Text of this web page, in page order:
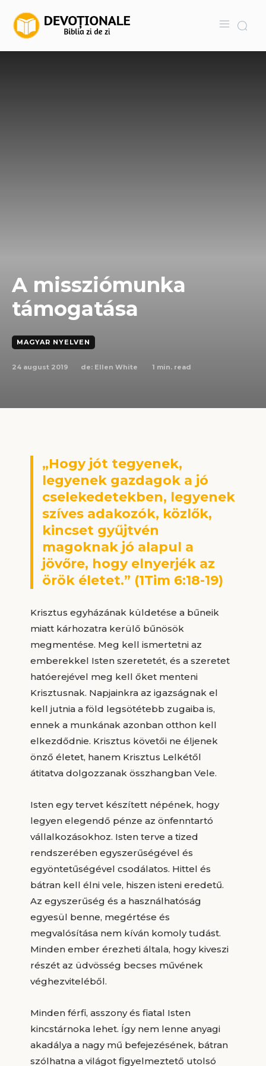
A missziómunka
támogatása
MAGYAR NYELVEN
24 august 2019 de: Ellen White 1 min. read
„Hogy jót tegyenek,
legyenek gazdagok a jó
cselekedetekben, legyenek
szíves adakozók, közlők,
kincset gyűjtvén
magoknak jó alapul a
jövőre, hogy elnyerjék az
örök életet.” (1Tim 6:18-19)
Krisztus egyházának küldetése a bűneik
miatt kárhozatra kerülő bűnösök
megmentése. Meg kell ismertetni az
emberekkel Isten szeretetét, és a szeretet
hatóerejével meg kell őket menteni
Krisztusnak. Napjainkra az igazságnak el
kell jutnia a föld legsötétebb zugaiba is,
ennek a munkának azonban otthon kell
elkezdődnie. Krisztus követői ne éljenek
önző életet, hanem Krisztus Lelkétől
átitatva dolgozzanak összhangban Vele.
Isten egy tervet készített népének, hogy
legyen elegendő pénze az önfenntartó
vállalkozásokhoz. Isten terve a tized
rendszerében egyszerűségével és
egyöntetűségével csodálatos. Hittel és
bátran kell élni vele, hiszen isteni eredetű.
Az egyszerűség és a használhatóság
egyesül benne, megértése és
megvalósítása nem kíván komoly tudást.
Minden ember érezheti általa, hogy kiveszi
részét az üdvösség becses művének
véghezviteléből.
Minden férfi, asszony és fiatal Isten
kincstárnoka lehet. Így nem lenne anyagi
akadálya a nagy mű befejezésének, bátran
szólhatna a világot figyelmeztető utolsó